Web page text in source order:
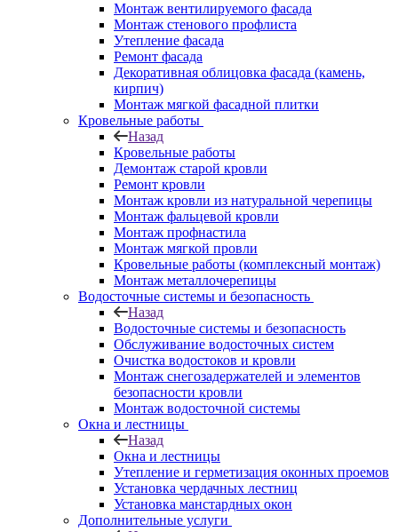
Монтаж вентилируемого фасада
Монтаж стенового профлиста
Утепление фасада
Ремонт фасада
Декоративная облицовка фасада (камень,
кирпич)
Монтаж мягкой фасадной плитки
Кровельные работы
Назад
Кровельные работы
Демонтаж старой кровли
Ремонт кровли
Монтаж кровли из натуральной черепицы
Монтаж фальцевой кровли
Монтаж профнастила
Монтаж мягкой провли
Кровельные работы (комплексный монтаж)
Монтаж металлочерепицы
Водосточные системы и безопасность
Назад
Водосточные системы и безопасность
Обслуживание водосточных систем
Очистка водостоков и кровли
Монтаж снегозадержателей и элементов
безопасности кровли
Монтаж водосточной системы
Окна и лестницы
Назад
Окна и лестницы
Утепление и герметизация оконных проемов
Установка чердачных лестниц
Установка манстардных окон
Дополнительные услуги